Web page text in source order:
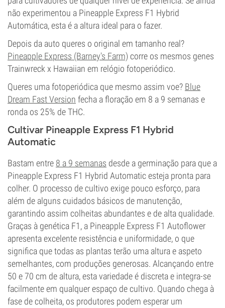
não experimentou a Pineapple Express F1 Hybrid
Automática, esta é a altura ideal para o fazer.
Depois da auto queres o original em tamanho real?
Pineapple Express (Barney's Farm) corre os mesmos genes
Trainwreck x Hawaiian em relógio fotoperiódico.
Queres uma fotoperiódica que mesmo assim voe? Blue
Dream Fast Version fecha a floração em 8 a 9 semanas e
ronda os 25% de THC.
Cultivar Pineapple Express F1 Hybrid
Automatic
Bastam entre 8 a 9 semanas desde a germinação para que a
Pineapple Express F1 Hybrid Automatic esteja pronta para
colher. O processo de cultivo exige pouco esforço, para
além de alguns cuidados básicos de manutenção,
garantindo assim colheitas abundantes e de alta qualidade.
Graças à genética F1, a Pineapple Express F1 Autoflower
apresenta excelente resistência e uniformidade, o que
significa que todas as plantas terão uma altura e aspeto
semelhantes, com produções generosas. Alcançando entre
50 e 70 cm de altura, esta variedade é discreta e integra-se
facilmente em qualquer espaço de cultivo. Quando chega à
fase de colheita, os produtores podem esperar um